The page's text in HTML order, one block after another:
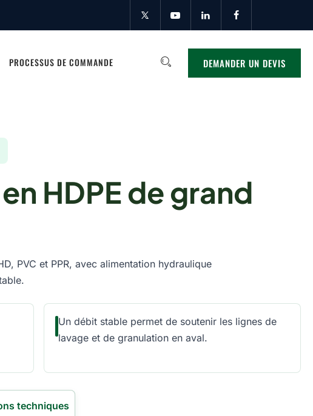
DEMANDER UN DEVIS
PROCESSUS DE COMMANDE
HDPE de grand
PVC et PPR, avec alimentation hydraulique
Un débit stable permet de soutenir les lignes de
lavage et de granulation en aval.
techniques